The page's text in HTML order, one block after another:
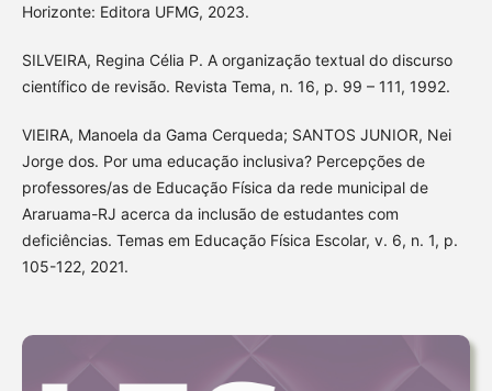
Horizonte: Editora UFMG, 2023.
SILVEIRA, Regina Célia P. A organização textual do discurso
científico de revisão. Revista Tema, n. 16, p. 99 – 111, 1992.
VIEIRA, Manoela da Gama Cerqueda; SANTOS JUNIOR, Nei
Jorge dos. Por uma educação inclusiva? Percepções de
professores/as de Educação Física da rede municipal de
Araruama-RJ acerca da inclusão de estudantes com
deficiências. Temas em Educação Física Escolar, v. 6, n. 1, p.
105-122, 2021.